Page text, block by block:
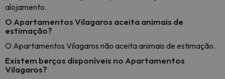
alojamento.
O Apartamentos Vilagaros aceita animais de
estimação?
O Apartamentos Vilagaros não aceita animais de estimação.
Existem berços disponíveis no Apartamentos
Vilagaros?